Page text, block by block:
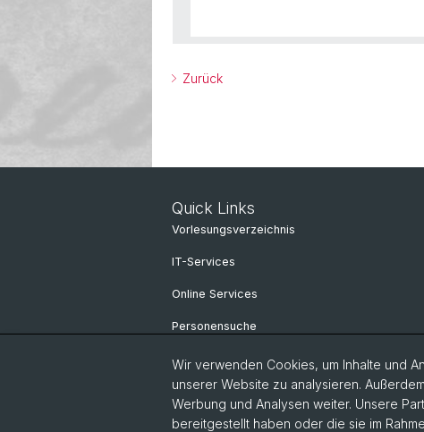
Zurück
Quick Links
Vorlesungsverzeichnis
IT-Services
Online Services
Personensuche
Wir verwenden Cookies, um Inhalte und
unserer Website zu analysieren.
Werbung und Analysen weiter. Unsere
bereitgestellt haben oder die sie im